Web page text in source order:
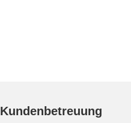
Kundenbetreuung